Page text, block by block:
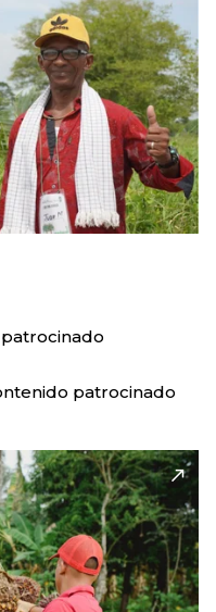
patrocinado